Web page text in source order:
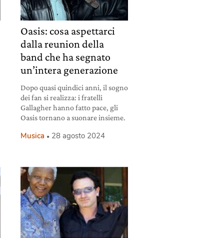
Oasis: cosa aspettarci
dalla reunion della
band che ha segnato
un’intera generazione
Dopo quasi quindici anni, il sogno
dei fan si realizza: i fratelli
Gallagher hanno fatto pace, gli
Oasis tornano a suonare insieme.
Musica 28 agosto 2024